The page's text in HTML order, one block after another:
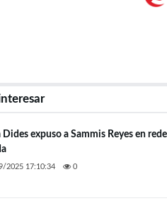
Dides expuso a Sammis Reyes en
2025 17:10:34 0